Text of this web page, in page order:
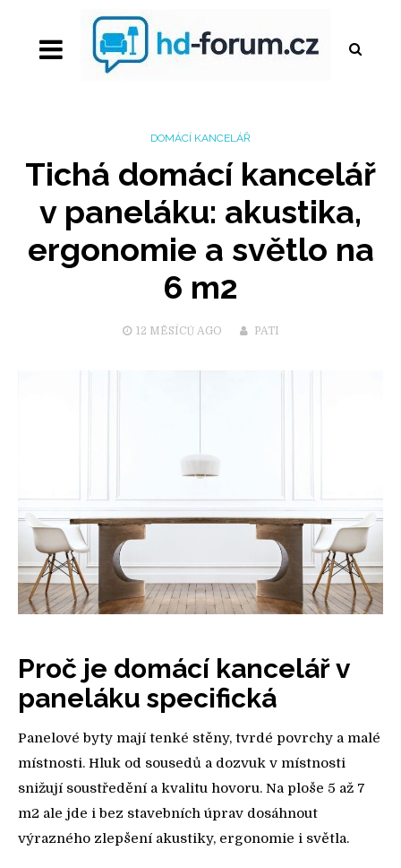
DOMÁCÍ KANCELÁŘ
Tichá domácí kancelář
v paneláku: akustika,
ergonomie a světlo na
6 m2
12 MĚSÍCŮ AGO PATI
Proč je domácí kancelář v
paneláku specifická
Panelové byty mají tenké stěny, tvrdé povrchy a malé
místnosti. Hluk od sousedů a dozvuk v místnosti
snižují soustředění a kvalitu hovoru. Na ploše 5 až 7
m2 ale jde i bez stavebních úprav dosáhnout
výrazného zlepšení akustiky, ergonomie i světla.